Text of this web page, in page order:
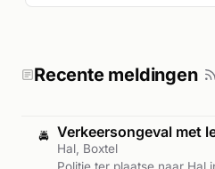
Recente meldingen
🚔 Verkeersongeval met
Hal, Boxtel
Politie ter plaatse naar Hal